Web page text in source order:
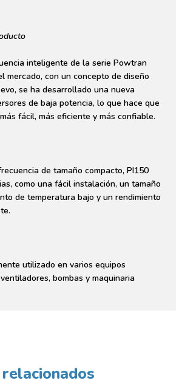
inteligente de la serie Powtran
mercado, con un concepto de diseño
se ha desarrollado una nueva
de baja potencia, lo que hace que
fácil, más eficiente y más confiable.
de tamaño compacto, PI150
como una fácil instalación, un tamaño
de temperatura bajo y un rendimiento
utilizado en varios equipos
bombas y maquinaria